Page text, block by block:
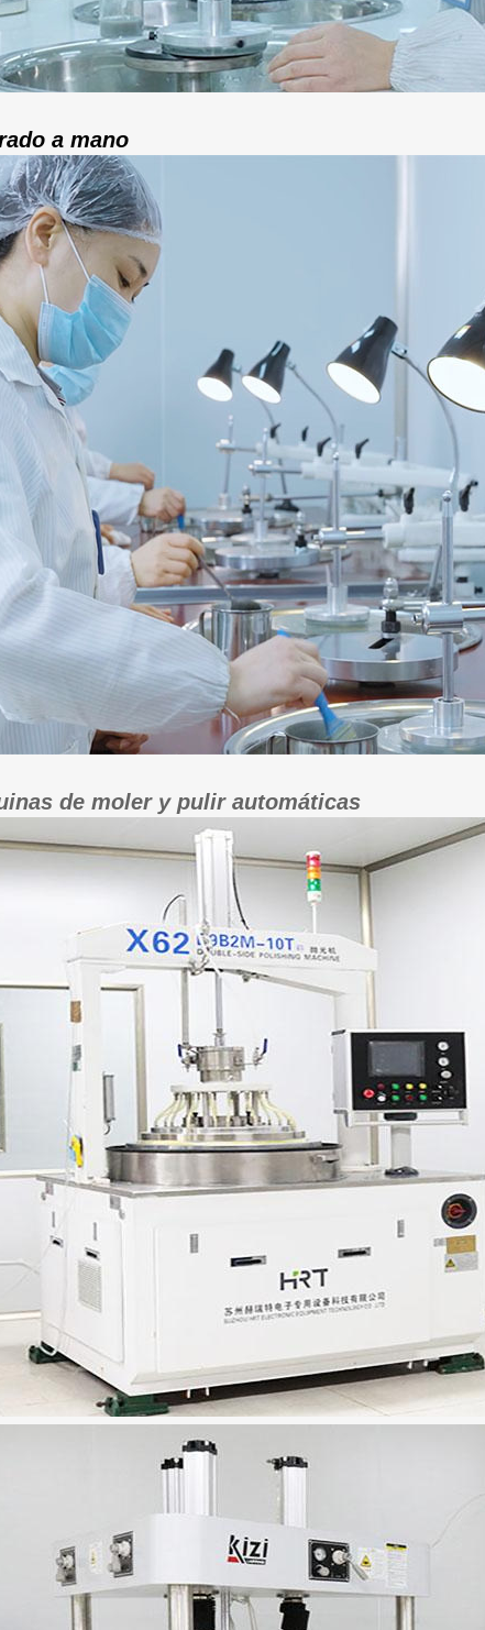
a mano
de moler y pulir automáticas